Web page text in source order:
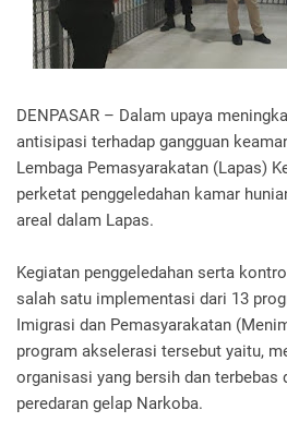
DENPASAR – Dalam upaya
antisipasi terhadap gangguan
Lembaga Pemasyarakatan (Lapas)
perketat penggeledahan kamar
areal dalam Lapas.
Kegiatan penggeledahan serta
salah satu implementasi dari 13
Imigrasi dan Pemasyarakatan
program akselerasi tersebut yaitu,
organisasi yang bersih dan terbebas
peredaran gelap Narkoba.